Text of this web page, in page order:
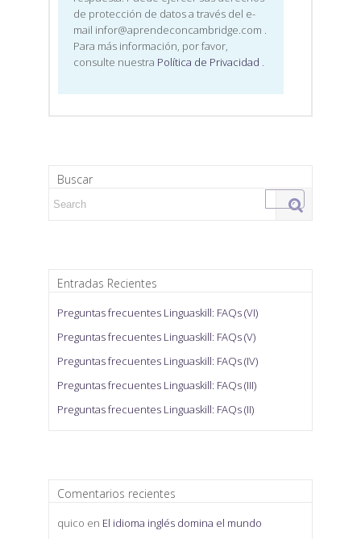
de protección de datos a través del e-
mail infor@aprendeconcambridge.com .
Para más información, por favor,
consulte nuestra Política de Privacidad .
Buscar
Entradas Recientes
Preguntas frecuentes Linguaskill: FAQs (VI)
Preguntas frecuentes Linguaskill: FAQs (V)
Preguntas frecuentes Linguaskill: FAQs (IV)
Preguntas frecuentes Linguaskill: FAQs (III)
Preguntas frecuentes Linguaskill: FAQs (II)
Comentarios recientes
quico en El idioma inglés domina el mundo